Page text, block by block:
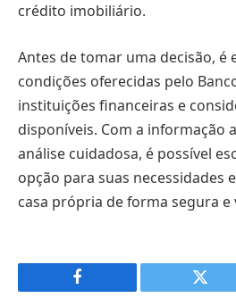
crédito imobiliário.
Antes de tomar uma decisão, é
condições oferecidas pelo
instituições financeiras e
disponíveis. Com a informação
análise cuidadosa, é possível
opção para suas necessidades
casa própria de forma segura e
Facebook X